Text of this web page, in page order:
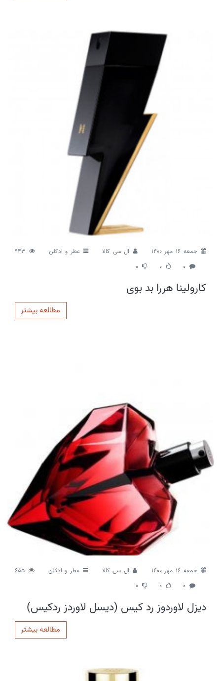
جمعه 16 مهر 1400 ال سی کالا عطر و ادکلن
943
0
0
0
کارولینا هررا بد بوی
مطالعه بیشتر
جمعه 16 مهر 1400 ال سی کالا عطر و ادکلن
655
0
0
0
دیزل لاوردوز رد کیس (دیسل لاوردز ردکیس)
مطالعه بیشتر